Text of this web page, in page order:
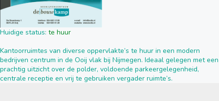
Huidige status: te huur
Kantoorruimtes van diverse oppervlakte’s te huur in een modern
bedrijven centrum in de Ooij vlak bij Nijmegen. Ideaal gelegen met een
prachtig uitzicht over de polder, voldoende parkeergelegenheid,
centrale receptie en vrij te gebruiken vergader ruimte’s.